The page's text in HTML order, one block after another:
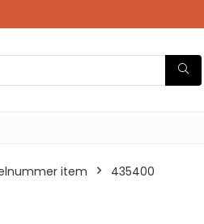
item 435400